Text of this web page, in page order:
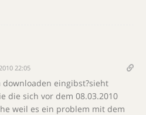
22:05
eingibst?sieht
die sich vor dem 08.03.2010
weil es ein problem mit dem